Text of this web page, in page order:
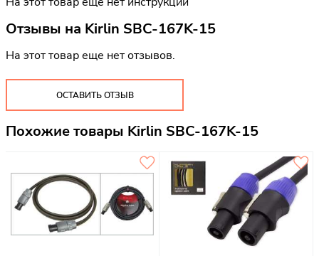
Отзывы на Kirlin SBC-167K-15
На этот товар еще нет отзывов.
ОСТАВИТЬ ОТЗЫВ
Похожие товары Kirlin SBC-167K-15